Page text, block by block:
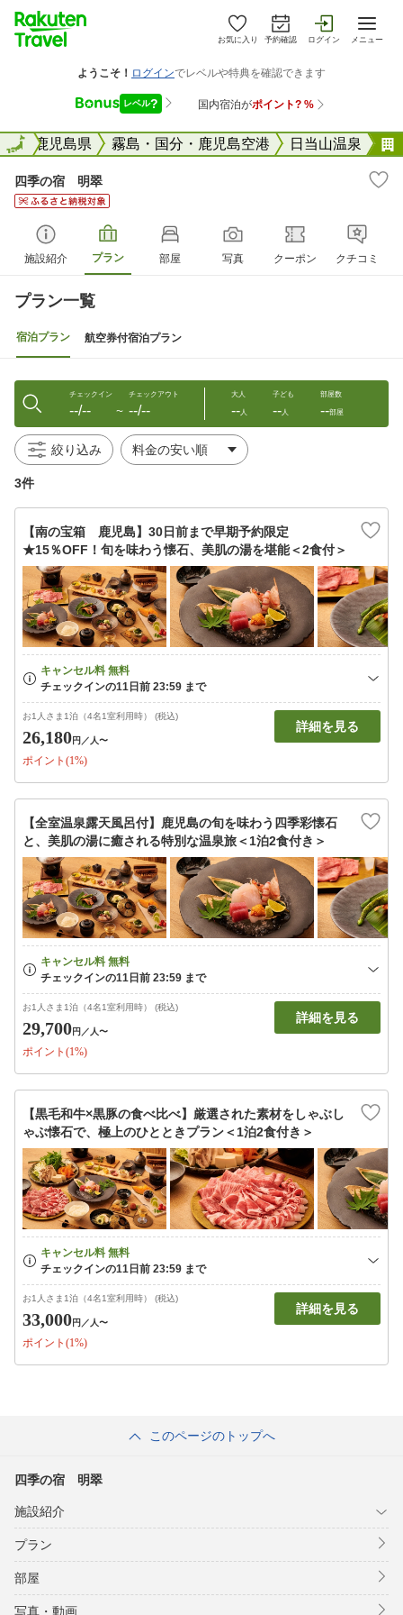
お気に入り 予約確認 ログイン メニュー
全国鹿児島県 霧島・国分・鹿児島空港 日当山温泉
全国
四季の宿 明翠
施設紹介 プラン 部屋 写真 クーポン クチコミ
プラン一覧
宿泊プラン 航空券付宿泊プラン
チェックイン
--/-- 〜
チェックアウト
--/--
大人
--人
子ども
--人
部屋数
--部屋
絞り込み
3件
【南の宝箱 鹿児島】30日前まで早期予約限定
★15％OFF！旬を味わう懐石、美肌の湯を堪能＜2食付＞
お1人さま1泊（4名1室利用時） (税込)
26,180円 ／人〜
ポイント(1%)
詳細を見る
【全室温泉露天風呂付】鹿児島の旬を味わう四季彩懐石
と、美肌の湯に癒される特別な温泉旅＜1泊2食付き＞
お1人さま1泊（4名1室利用時） (税込)
29,700円 ／人〜
ポイント(1%)
詳細を見る
【黒毛和牛×黒豚の食べ比べ】厳選された素材をしゃぶし
ゃぶ懐石で、極上のひとときプラン＜1泊2食付き＞
お1人さま1泊（4名1室利用時） (税込)
33,000円 ／人〜
ポイント(1%)
詳細を見る
このページのトップへ
四季の宿 明翠
施設紹介
プラン
部屋
写真・動画